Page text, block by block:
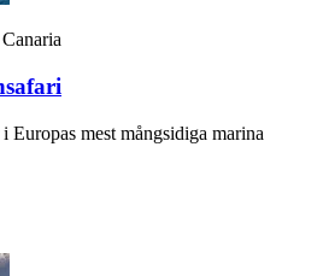
Europas mest mångsidiga marina